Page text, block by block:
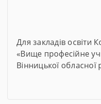
Для закладів освіти
«Вище професійне
Вінницької
реалізується